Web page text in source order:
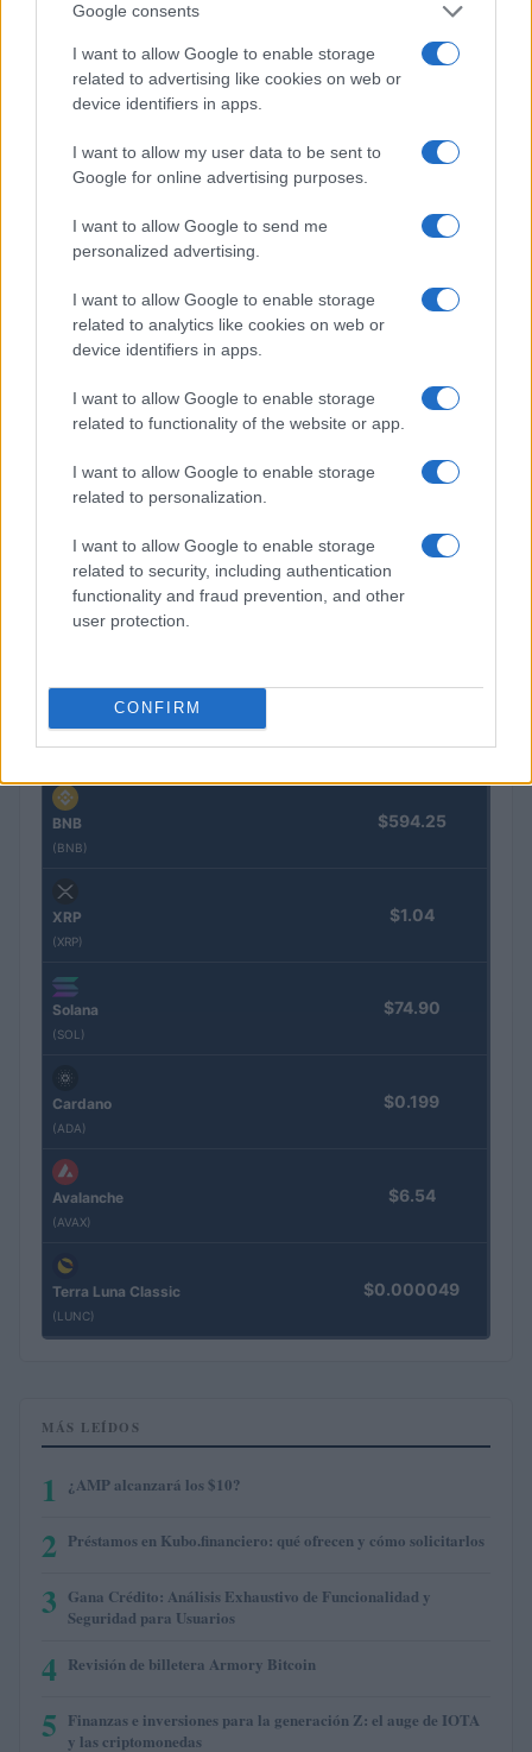
Google consents
I want to allow Google to enable storage
related to advertising like cookies on web or
device identifiers in apps.
I want to allow my user data to be sent to
Google for online advertising purposes.
I want to allow Google to send me
personalized advertising.
I want to allow Google to enable storage
related to analytics like cookies on web or
device identifiers in apps.
I want to allow Google to enable storage
related to functionality of the website or app.
I want to allow Google to enable storage
related to personalization.
I want to allow Google to enable storage
related to security, including authentication
functionality and fraud prevention, and other
user protection.
CONFIRM
Cómo la crisis de refino está afectando los precios de la
COTIZACIONES CRYPTO
Nombre Precio
Ethereum
BNB
(BNB)
$594.25
XRP
(XRP)
$1.04
Solana
(SOL)
$74.90
Cardano
(ADA)
$0.199
Avalanche
(AVAX)
$6.54
Terra Luna Classic
(LUNC)
$0.000049
MÁS LEÍDOS
1 ¿AMP alcanzará los $10?
2 Préstamos en Kubo.financiero: qué ofrecen y cómo solicitarlos
3 Gana Crédito: Análisis Exhaustivo de Funcionalidad y
Seguridad para Usuarios
4 Revisión de billetera Armory Bitcoin
5 Finanzas e inversiones para la generación Z: el auge de IOTA
y las criptomonedas